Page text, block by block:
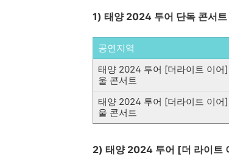
1) 태양 2024 투어 단독 콘서
공연지역
태양 2024 투어 [더라이트 이어]
울 콘서트
태양 2024 투어 [더라이트 이어]
울 콘서트
2) 태양 2024 투어 [더 라이트